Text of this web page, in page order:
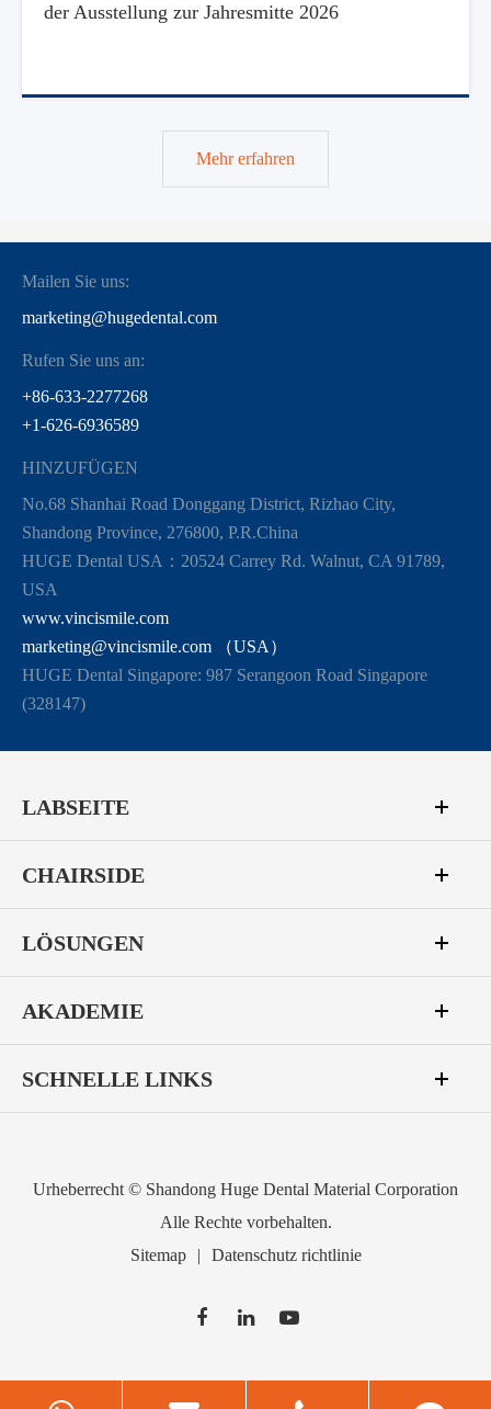
der Ausstellung zur Jahresmitte 2026
Mehr erfahren
Mailen Sie uns:
marketing@hugedental.com
Rufen Sie uns an:
+86-633-2277268
+1-626-6936589
HINZUFÜGEN
No.68 Shanhai Road Donggang District, Rizhao City,
Shandong Province, 276800, P.R.China
HUGE Dental USA：20524 Carrey Rd. Walnut, CA 91789,
USA
www.vincismile.com
marketing@vincismile.com （USA）
HUGE Dental Singapore: 987 Serangoon Road Singapore
(328147)
LABSEITE
CHAIRSIDE
LÖSUNGEN
AKADEMIE
SCHNELLE LINKS
Urheberrecht © Shandong Huge Dental Material Corporation
Alle Rechte vorbehalten.
Sitemap
| Datenschutz richtlinie